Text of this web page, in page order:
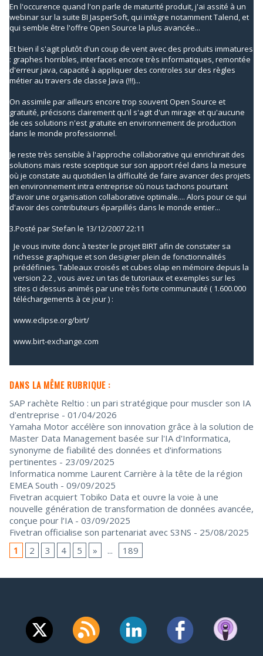
En l'occurence quand l'on parle de maturité produit, j'ai assité à un
webinar sur la suite BI JasperSoft, qui intègre notamment Talend, et
qui semble être l'offre Open Source la plus avancée...
Et bien il s'agit plutôt d'un coup de vent avec des produits immatures
: graphes horribles, interfaces encore très informatiques, remontée
d'erreur java, capacité à appliquer des controles sur des règles
métier au travers de classe Java (!!!)...
On assimile par ailleurs encore trop souvent Open Source et
gratuité, précisons clairement qu'il s'agit d'un mirage et qu'aucune
de ces solutions n'est gratuite en environnement de production
dans le monde professionnel.
Je reste très sensible à l'approche collaborative qui enrichirait des
solutions mais reste sceptique sur son apport réel dans la mesure
où je constate au quotidien la difficulté de faire avancer des projets
en environnement intra entreprise où nous tachons pourtant
d'avoir une organisation collaborative optimale.... Alors pour ce qui
d'avoir des contributeurs éparpillés dans le monde entier...
3.Posté par Stefan le 13/12/2007 22:11
Je vous invite donc à tester le projet BIRT afin de constater sa
richesse graphique et son designer plein de fonctionnalités
prédéfinies. Tableaux croisés et cubes olap en mémoire depuis la
version 2.2 , vous avez un tas de tutoriaux et exemples sur les
sites ci dessus animés par une très forte communauté ( 1.600.000
téléchargements à ce jour ) :
www.eclipse.org/birt/
www.birt-exchange.com
DANS LA MÊME RUBRIQUE :
SAP rachète Reltio : un pari stratégique pour muscler son IA
d'entreprise - 01/04/2026
Yamaha Motor accélère son innovation grâce à la solution de
Master Data Management basée sur l'IA d'Informatica,
synonyme de fiabilité des données et d'informations
pertinentes - 23/09/2025
Informatica nomme Laurent Carrière à la tête de la région
EMEA South - 09/09/2025
Fivetran acquiert Tobiko Data et ouvre la voie à une
nouvelle génération de transformation de données avancée,
conçue pour l’IA - 03/09/2025
Fivetran officialise son partenariat avec S3NS - 25/08/2025
1
2 3 4 5 » ... 189